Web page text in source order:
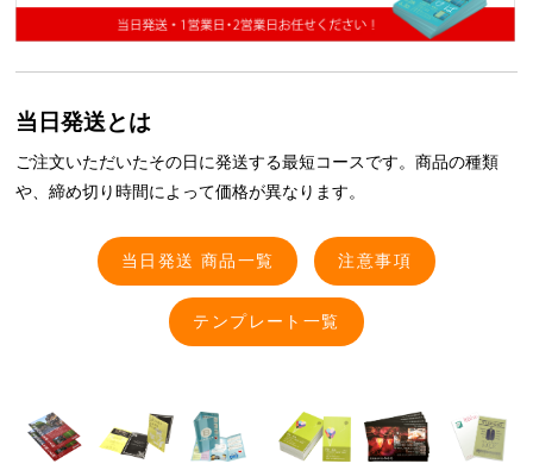
当日発送とは
ご注文いただいたその日に発送する最短コースです。商品の種類
や、締め切り時間によって価格が異なります。
当日発送 商品一覧 注意事項
テンプレート一覧